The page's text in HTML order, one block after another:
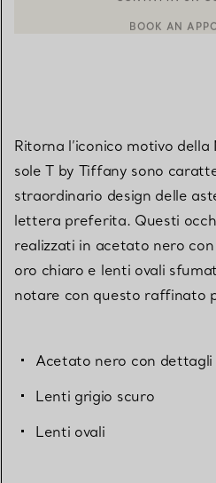
Ritorna l’iconico motivo
sole T by Tiffany sono
straordinario design delle
lettera preferita. Questi
realizzati in acetato nero
oro chiaro e lenti ovali
notare con questo raffinato
Acetato nero con
Lenti grigio scuro
Lenti ovali